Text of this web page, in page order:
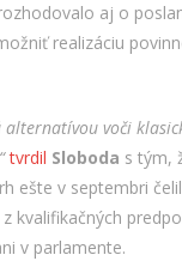
aj o
realizáciu
alternatívou voči
tvrdil Sloboda s tým,
ešte v septembri
kvalifikačných
v parlamente.